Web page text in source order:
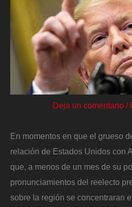
Deja un comentario /
En momentos en que el grueso
relación de Estados Unidos con
que, a menos de un mes de su
pronunciamientos del reelecto
sobre la región se concentraran